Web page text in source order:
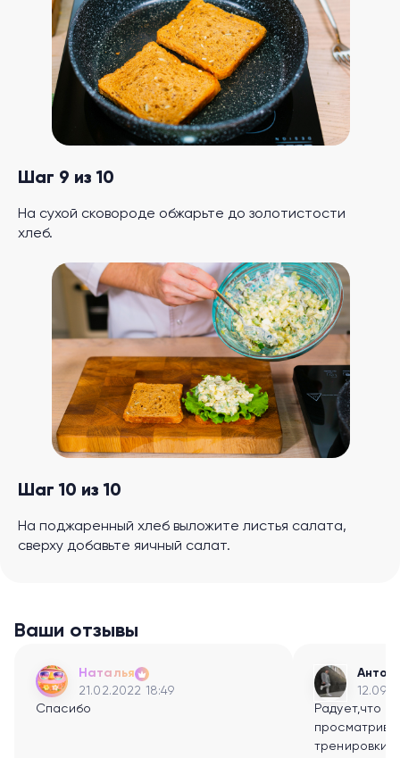
Шаг 9 из 10
На сухой сковороде обжарьте до золотистости
хлеб.
Шаг 10 из 10
На поджаренный хлеб выложите листья салата,
сверху добавьте яичный салат.
Ваши отзывы
Наталья
21.02.2022 18:49
Спасибо
Антон
Радует,что
тренировки-